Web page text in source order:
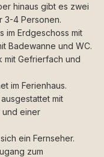
hinaus gibt es zwei
3-4 Personen.
im Erdgeschoss mit
Badewanne und WC.
mit Gefrierfach und
im Ferienhaus.
mit
und einer
ein Fernseher.
zum